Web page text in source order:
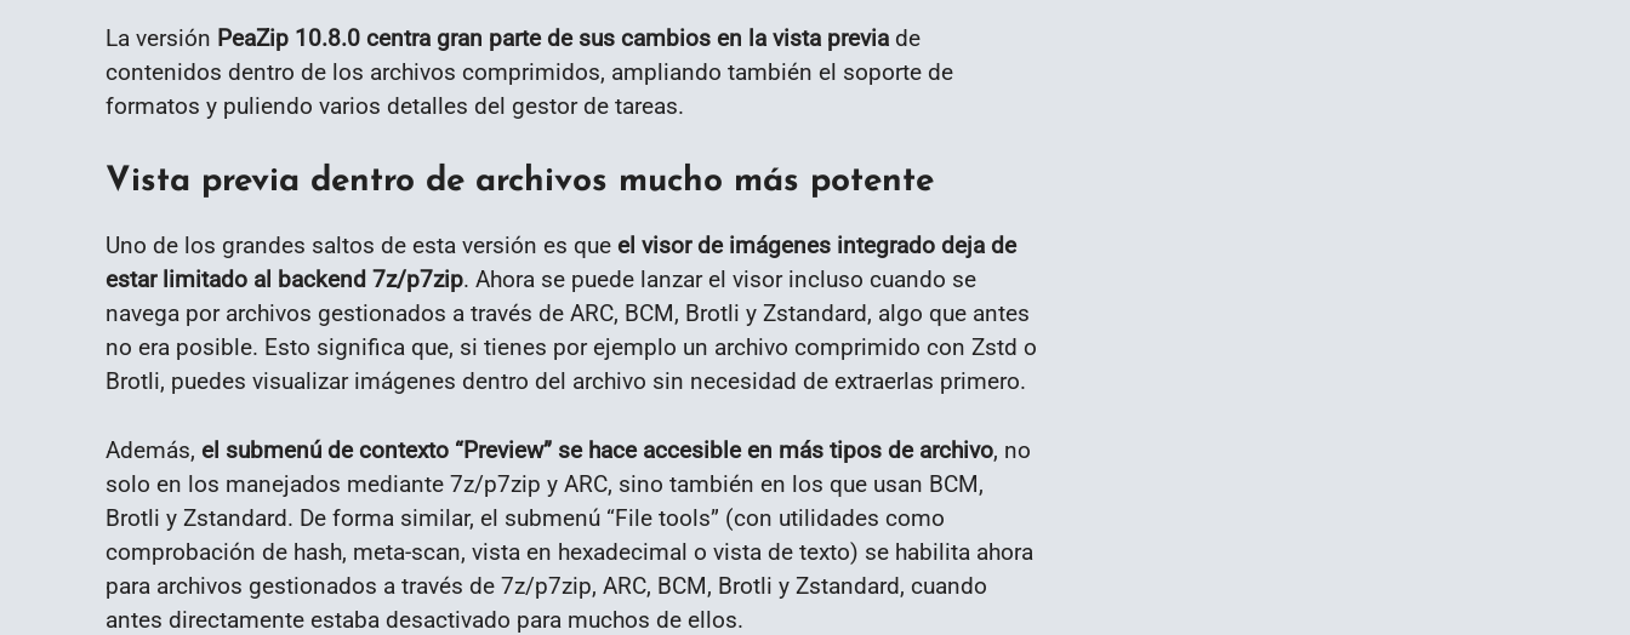
La versión PeaZip 10.8.0 centra gran parte de sus cambios en la vista previa de
contenidos dentro de los archivos comprimidos, ampliando también el soporte de
formatos y puliendo varios detalles del gestor de tareas.
Vista previa dentro de archivos mucho más potente
Uno de los grandes saltos de esta versión es que el visor de imágenes integrado deja de
estar limitado al backend 7z/p7zip. Ahora se puede lanzar el visor incluso cuando se
navega por archivos gestionados a través de ARC, BCM, Brotli y Zstandard, algo que antes
no era posible. Esto significa que, si tienes por ejemplo un archivo comprimido con Zstd o
Brotli, puedes visualizar imágenes dentro del archivo sin necesidad de extraerlas primero.
Además, el submenú de contexto “Preview” se hace accesible en más tipos de archivo, no
solo en los manejados mediante 7z/p7zip y ARC, sino también en los que usan BCM,
Brotli y Zstandard. De forma similar, el submenú “File tools” (con utilidades como
comprobación de hash, meta-scan, vista en hexadecimal o vista de texto) se habilita ahora
para archivos gestionados a través de 7z/p7zip, ARC, BCM, Brotli y Zstandard, cuando
antes directamente estaba desactivado para muchos de ellos.